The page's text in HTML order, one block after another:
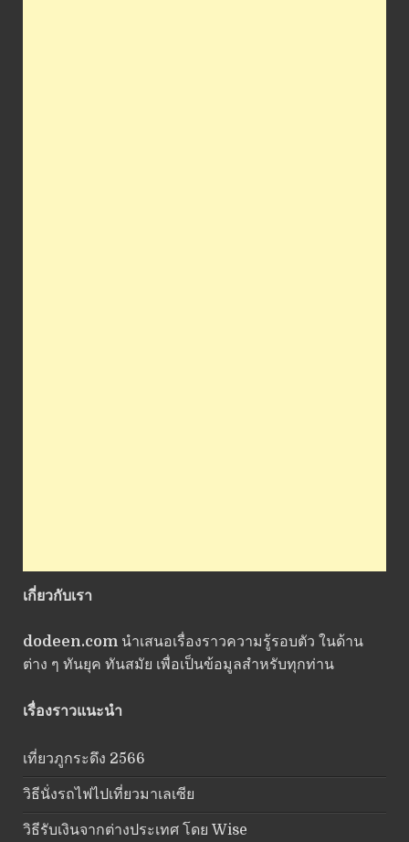
เกี่ยวกับเรา
dodeen.com นำเสนอเรื่องราวความรู้รอบตัว ในด้าน
ต่าง ๆ ทันยุค ทันสมัย เพื่อเป็นข้อมูลสำหรับทุกท่าน
เรื่องราวแนะนำ
เที่ยวภูกระดึง 2566
วิธีนั่งรถไฟไปเที่ยวมาเลเซีย
วิธีรับเงินจากต่างประเทศ โดย Wise